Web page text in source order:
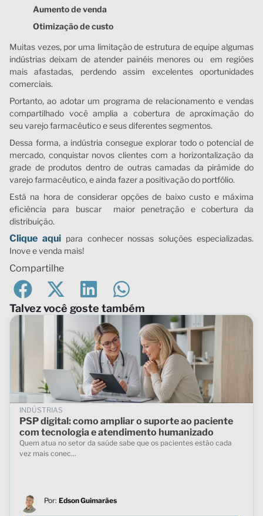
Aumento de venda
Otimização de custo
Muitas vezes, por uma limitação de estrutura de equipe algumas
indústrias deixam de atender painéis menores ou em regiões
mais afastadas, perdendo assim excelentes oportunidades
comerciais.
Portanto, ao adotar um programa de relacionamento e vendas
compartilhado você amplia a cobertura de aproximação do
seu varejo farmacêutico e seus diferentes segmentos.
Dessa forma, a indústria consegue explorar todo o potencial de
mercado, conquistar novos clientes com a horizontalização da
grade de produtos dentro de outras camadas da pirâmide do
varejo farmacêutico, e ainda fazer a positivação do portfólio.
Está na hora de considerar opções de baixo custo e máxima
eficiência para buscar maior penetração e cobertura da
distribuição.
Clique aquipara conhecer nossas soluções especializadas.
Inove e venda mais!
Compartilhe
Talvez você goste também
INDÚSTRIAS
PSP digital: como ampliar o suporte ao paciente
com tecnologia e atendimento humanizado
Quem atua no setor da saúde sabe que os pacientes estão cada
vez mais conec...
Por: Edson Guimarães